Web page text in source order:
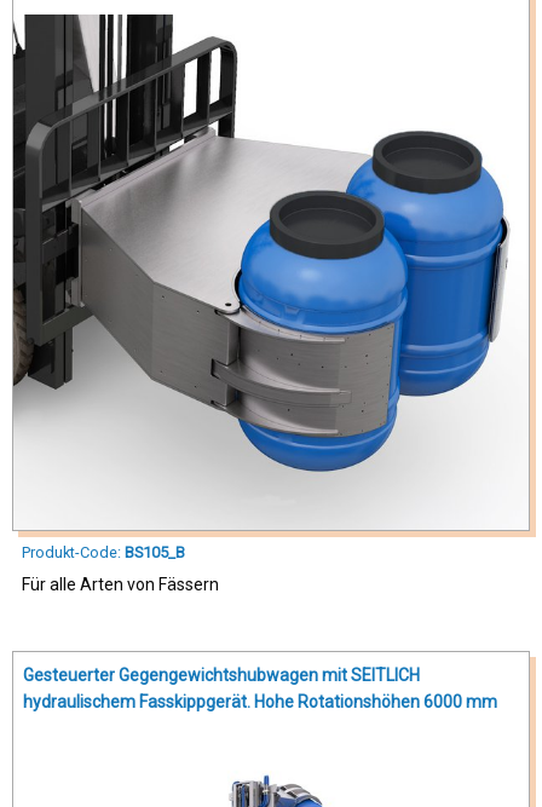
Produkt-Code: BS105_B
Für alle Arten von Fässern
Gesteuerter Gegengewichtshubwagen mit SEITLICH
hydraulischem Fasskippgerät. Hohe Rotationshöhen 6000 mm